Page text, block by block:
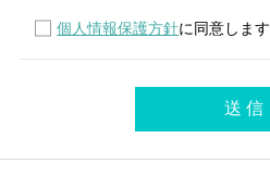
個人情報保護方針に同意します